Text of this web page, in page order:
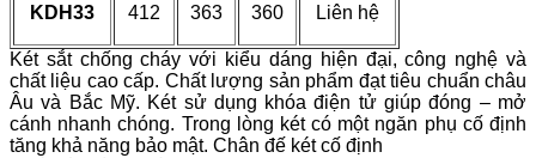
KDH33 412 363 360 Liên hệ
Két sắt chống cháy với kiểu dáng hiện đại, công nghệ và
chất liệu cao cấp. Chất lượng sản phẩm đạt tiêu chuẩn châu
Âu và Bắc Mỹ. Két sử dụng khóa điện tử giúp đóng – mở
cánh nhanh chóng. Trong lòng két có một ngăn phụ cố định
tăng khả năng bảo mật. Chân đế két cố định